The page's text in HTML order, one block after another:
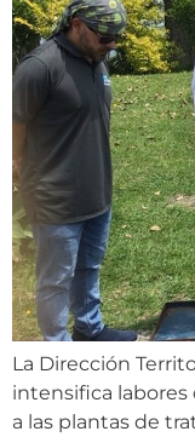
La Dirección
intensifica labores
a las plantas de